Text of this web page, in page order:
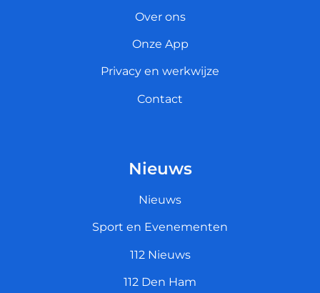
Over ons
Onze App
Privacy en werkwijze
Contact
Nieuws
Nieuws
Sport en Evenementen
112 Nieuws
112 Den Ham